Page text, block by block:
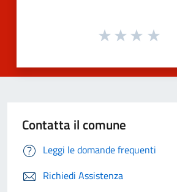
Contatta il comune
Leggi le domande frequenti
Richiedi Assistenza